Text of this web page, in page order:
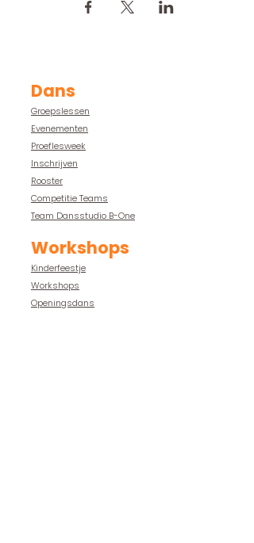
Dans
Groepslessen
Evenementen
Proeflesweek
Inschrijven
Rooster
Competitie Teams
Team Dansstudio B-One
Workshops
Kinderfeestje
Workshops
Openingsdans